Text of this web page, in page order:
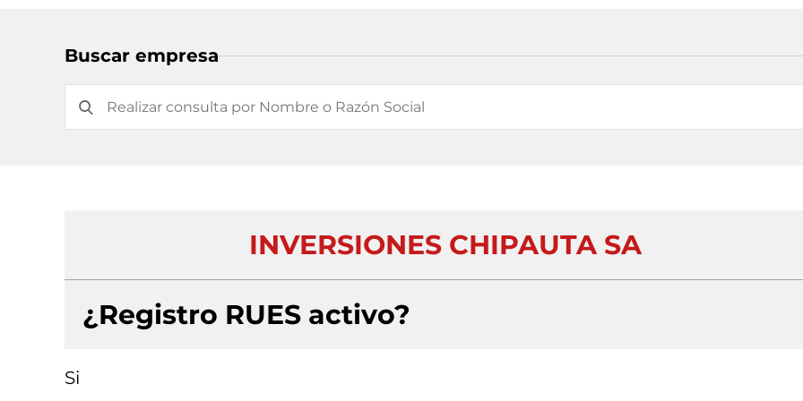
Buscar empresa
INVERSIONES CHIPAUTA SA
¿Registro RUES activo?
Si